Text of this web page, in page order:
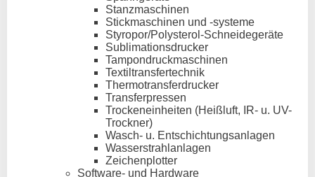
Stanzmaschinen
Stickmaschinen und -systeme
Styropor/Polysterol-Schneidegeräte
Sublimationsdrucker
Tampondruckmaschinen
Textiltransfertechnik
Thermotransferdrucker
Transferpressen
Trockeneinheiten (Heißluft, IR- u. UV-
Trockner)
Wasch- u. Entschichtungsanlagen
Wasserstrahlanlagen
Zeichenplotter
Software- und Hardware